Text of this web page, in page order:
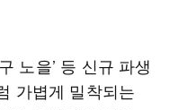
노을’ 등 신규 파생
가볍게 밀착되는